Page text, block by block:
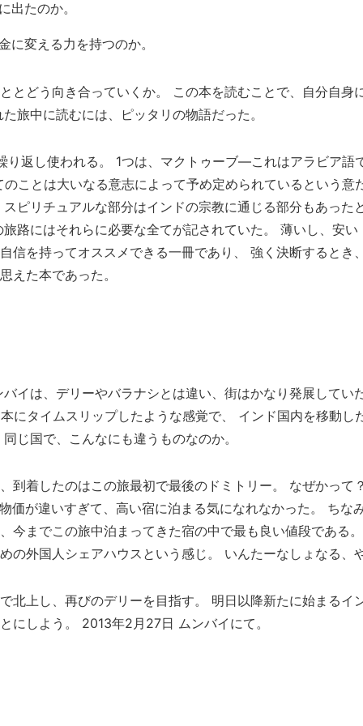
出たのか。
に変える力を持つのか。
とどう向き合っていくか。 この本を読むことで、自分自身
旅中に読むには、ピッタリの物語だった。
り返し使われる。 1つは、マクトゥーブ―これはアラビア語
ことは大いなる意志によって予め定められているという
ピリチュアルな部分はインドの宗教に通じる部分もあった
路にはそれらに必要な全てが記されていた。 薄いし、安
信を持ってオススメできる一冊であり、 強く決断するとき
えた本であった。
イは、デリーやバラナシとは違い、街はかなり発展してい
にタイムスリップしたような感覚で、 インド国内を移動し
じ国で、こんなにも違うものなのか。
到着したのはこの旅最初で最後のドミトリー。 なぜかって
価が違いすぎて、高い宿に泊まる気になれなかった。 ちな
今までこの旅中泊まってきた宿の中で最も良い値段である
の外国人シェアハウスという感じ。 いんたーなしょなる、
北上し、再びのデリーを目指す。 明日以降新たに始まるイ
にしよう。 2013年2月27日 ムンバイにて。